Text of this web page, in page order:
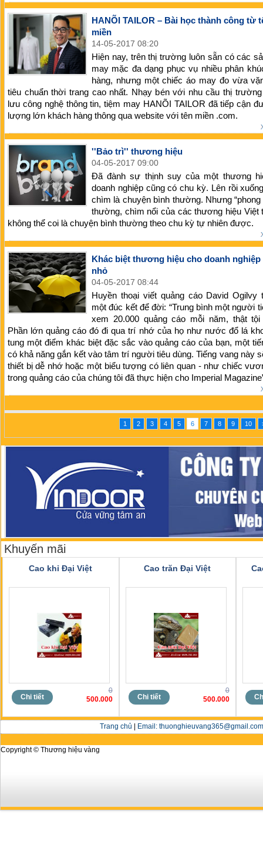
HANÕI TAILOR – Bài học thành công từ
miền
14-05-2017 08:20
Hiện nay, trên thị trường luôn sẵn có các
may mặc đa dạng phục vụ nhiều phân
hàng, nhưng một chiếc áo may đo vừa
tiêu chuẩn thời trang cao nhất. Nhạy bén với nhu cầu thị
lưu công nghệ thông tin, tiệm may HANÕI TAILOR đã tiếp cận
lượng lớn khách hàng thông qua website với tên miền .com.
''Bảo trì'' thương hiệu
04-05-2017 09:00
Đã đành sự thịnh suy của một thương
doanh nghiệp cũng có chu kỳ. Lên rồi
chìm là chuyện bình thường. Nhưng “phong
thường, chìm nổi của các thương hiệu Việt
không thể coi là chuyện bình thường theo chu kỳ tự nhiên được.
Khác biệt thương hiệu cho doanh nghiệp
nhỏ
04-05-2017 08:44
Huyền thoại viết quảng cáo David Ogilvy
một đúc kết để đời: “Trung bình một người
xem 20.000 quảng cáo mỗi năm, thật tội
Phần lớn quảng cáo đó đi qua trí nhớ của họ như nước đổ lá
tung một điểm khác biệt đặc sắc vào quảng cáo của bạn, một
có khả năng gắn kết vào tâm trí người tiêu dùng. Tiếng vang này
thiết bị dễ nhớ hoặc một biểu tượng có liên quan - như chiếc
trong quảng cáo của chúng tôi đã thực hiện cho Imperial
1 2 3 4 5 6 7 8 9 10
Khuyến mãi
Cao khỉ Đại Việt
Chi tiết
0
500.000
Cao trăn Đại Việt
Chi tiết
0
500.000
Trang chủ Email:
Copyright © Thương hiệu vàng